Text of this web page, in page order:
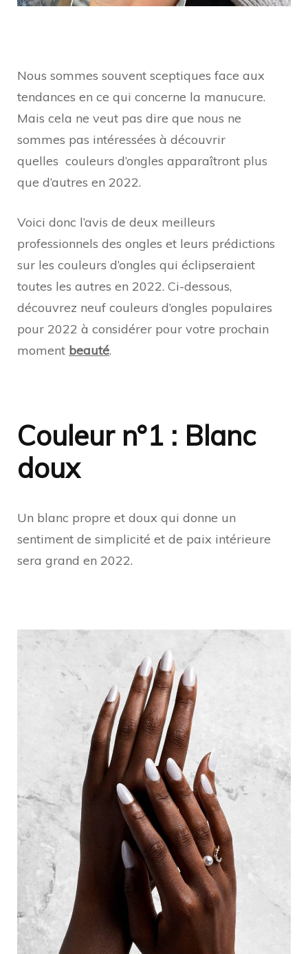
Nous sommes souvent sceptiques face aux
tendances en ce qui concerne la manucure.
Mais cela ne veut pas dire que nous ne
sommes pas intéressées à découvrir
quelles couleurs d’ongles apparaîtront plus
que d’autres en 2022.
Voici donc l’avis de deux meilleurs
professionnels des ongles et leurs prédictions
sur les couleurs d’ongles qui éclipseraient
toutes les autres en 2022. Ci-dessous,
découvrez neuf couleurs d’ongles populaires
pour 2022 à considérer pour votre prochain
moment beauté.
Couleur n°1 : Blanc
doux
Un blanc propre et doux qui donne un
sentiment de simplicité et de paix intérieure
sera grand en 2022.